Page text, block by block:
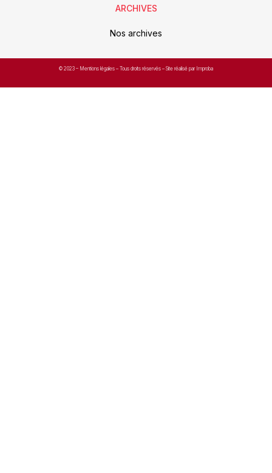
ARCHIVES
Nos archives
© 2023 – Mentions légales – Tous droits réservés – Site réalisé par Improba